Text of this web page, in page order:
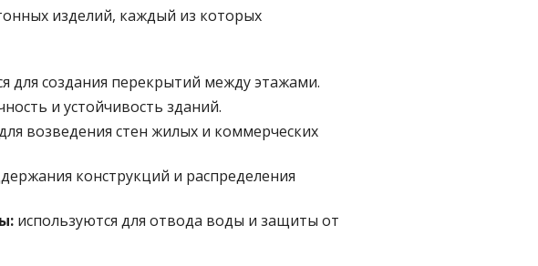
изделий, каждый из которых
для создания перекрытий между этажами.
и устойчивость зданий.
возведения стен жилых и коммерческих
конструкций и распределения
используются для отвода воды и защиты от